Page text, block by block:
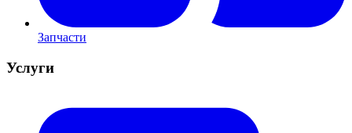
Запчасти
Услуги